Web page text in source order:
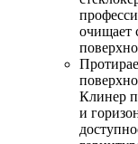
очищает
Клинер
и